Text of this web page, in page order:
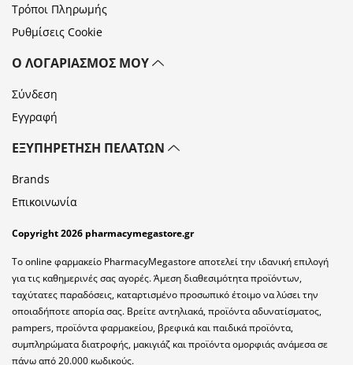
Τρόποι Πληρωμής
Ρυθμίσεις Cookie
Ο ΛΟΓΑΡΙΑΣΜΌΣ ΜΟΥ
Σύνδεση
Εγγραφή
ΕΞΥΠΗΡΈΤΗΣΗ ΠΕΛΑΤΏΝ
Brands
Επικοινωνία
Copyright 2026 pharmacymegastore.gr
Το online φαρμακείο PharmacyMegastore αποτελεί την ιδανική επιλογή
για τις καθημερινές σας αγορές. Άμεση διαθεσιμότητα προϊόντων,
ταχύτατες παραδόσεις, καταρτισμένο προσωπικό έτοιμο να λύσει την
οποιαδήποτε απορία σας. Βρείτε αντηλιακά, προϊόντα αδυνατίσματος,
pampers, προϊόντα φαρμακείου, βρεφικά και παιδικά προϊόντα,
συμπληρώματα διατροφής, μακιγιάζ και προϊόντα ομορφιάς ανάμεσα σε
πάνω από 20.000 κωδικούς.